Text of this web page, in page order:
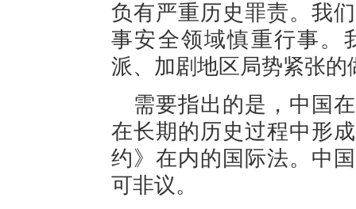
负有严重历史罪责。我
事安全领域慎重行事。
派、加剧地区局势紧张的
需要指出的是，中国
在长期的历史过程中形
约》在内的国际法。中
可非议。